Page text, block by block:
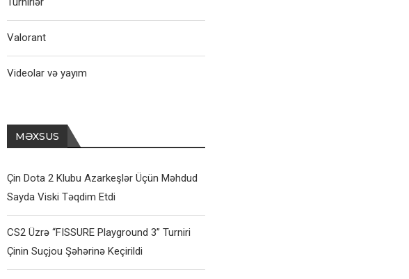
Valorant
Videolar və yayım
MƏXSUS
Çin Dota 2 Klubu Azarkeşlər Üçün Məhdud
Sayda Viski Təqdim Etdi
CS2 Üzrə “FISSURE Playground 3” Turniri
Çinin Suçjou Şəhərinə Keçirildi